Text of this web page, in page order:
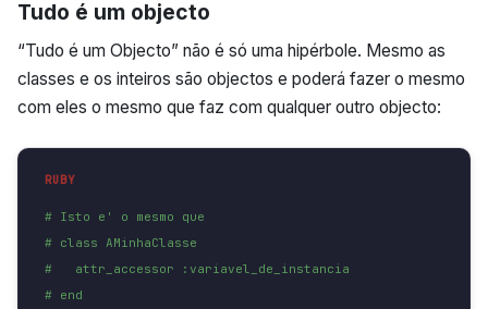
Tudo é um objecto
“Tudo é um Objecto” não é só uma hipérbole. Mesmo as
classes e os inteiros são objectos e poderá fazer o mesmo
com eles o mesmo que faz com qualquer outro objecto:
# Isto e' o mesmo que
# class AMinhaClasse
#   attr_accessor :variavel_de_instancia
# end